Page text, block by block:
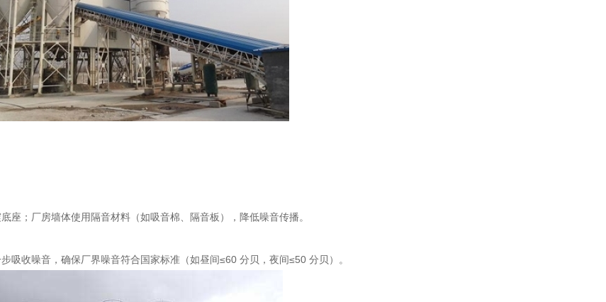
；厂房墙体使用隔音材料（如吸音棉、隔音板），降低噪音传播。
收噪音，确保厂界噪音符合国家标准（如昼间≤60 分贝，夜间≤50 分贝）。